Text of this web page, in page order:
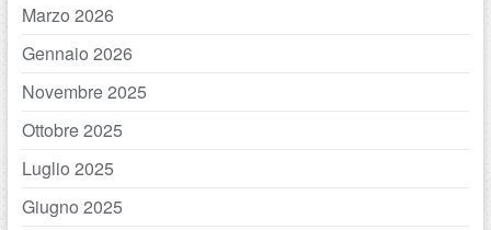
Marzo 2026
Gennaio 2026
Novembre 2025
Ottobre 2025
Luglio 2025
Giugno 2025